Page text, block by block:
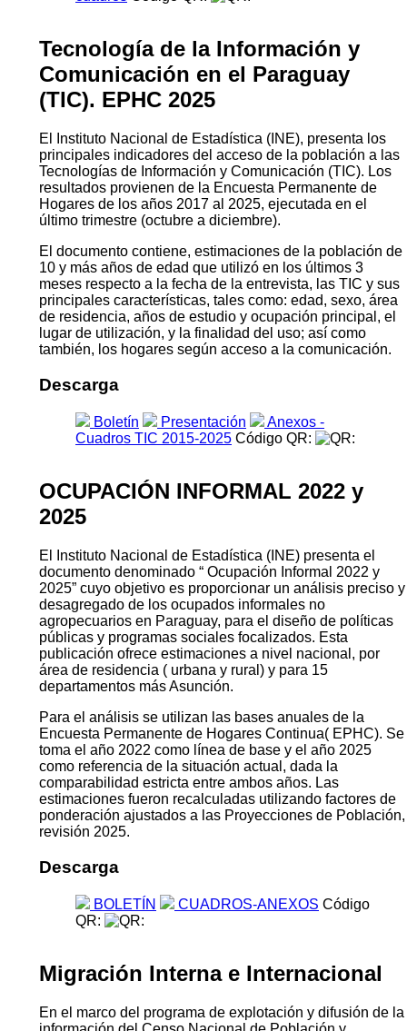
Tecnología de la Información y
Comunicación en el Paraguay
(TIC). EPHC 2025
El Instituto Nacional de Estadística (INE), presenta los
principales indicadores del acceso de la población a las
Tecnologías de Información y Comunicación (TIC). Los
resultados provienen de la Encuesta Permanente de
Hogares de los años 2017 al 2025, ejecutada en el
último trimestre (octubre a diciembre).
El documento contiene, estimaciones de la población de
10 y más años de edad que utilizó en los últimos 3
meses respecto a la fecha de la entrevista, las TIC y sus
principales características, tales como: edad, sexo, área
de residencia, años de estudio y ocupación principal, el
lugar de utilización, y la finalidad del uso; así como
también, los hogares según acceso a la comunicación.
Descarga
Boletín Presentación
Anexos -
Cuadros TIC 2015-2025 Código QR:
OCUPACIÓN INFORMAL 2022 y
2025
El Instituto Nacional de Estadística (INE) presenta el
documento denominado “ Ocupación Informal 2022 y
2025” cuyo objetivo es proporcionar un análisis preciso y
desagregado de los ocupados informales no
agropecuarios en Paraguay, para el diseño de políticas
públicas y programas sociales focalizados. Esta
publicación ofrece estimaciones a nivel nacional, por
área de residencia ( urbana y rural) y para 15
departamentos más Asunción.
Para el análisis se utilizan las bases anuales de la
Encuesta Permanente de Hogares Continua( EPHC). Se
toma el año 2022 como línea de base y el año 2025
como referencia de la situación actual, dada la
comparabilidad estricta entre ambos años. Las
estimaciones fueron recalculadas utilizando factores de
ponderación ajustados a las Proyecciones de Población,
revisión 2025.
Descarga
BOLETÍN CUADROS-ANEXOS Código
QR:
Migración Interna e Internacional
En el marco del programa de explotación y difusión de la